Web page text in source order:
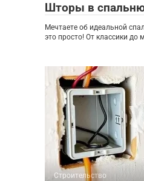
Шторы в
Мечтаете об идеальной
это просто! От классики до
Строительство